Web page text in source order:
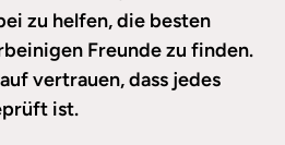
zu helfen, die besten
Freunde zu finden.
vertrauen, dass jedes
ist.